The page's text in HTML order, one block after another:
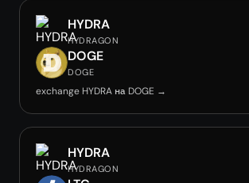
HYDRA
HYDRAGON
DOGE
DOGE
exchange HYDRA на DOGE →
HYDRA
HYDRAGON